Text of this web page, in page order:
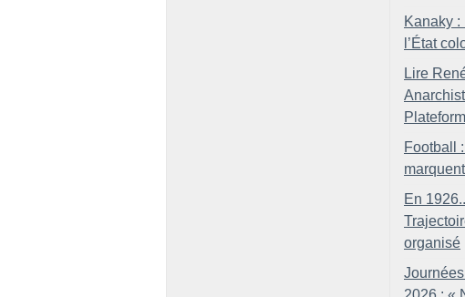
Kanaky
l’État
Lire
Football
En
organisé